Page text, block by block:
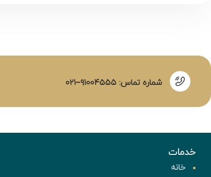
شماره تماس: ۹۱۰۰۴۵۵۵−۰۲۱
خدمات
خانه